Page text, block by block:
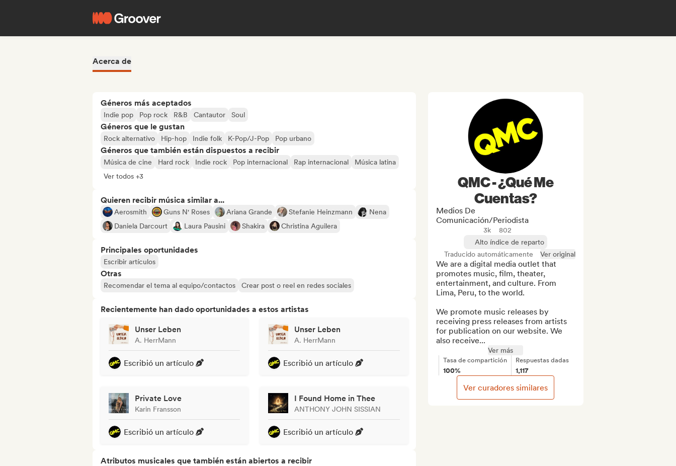
Acerca de
Géneros más aceptados
Indie pop Pop rock R&B Cantautor Soul
Géneros que le gustan
Rock alternativo Hip-hop Indie folk K-Pop/J-Pop Pop urbano
Géneros que también están dispuestos a recibir
Música de cine Hard rock Indie rock Pop internacional Rap internacional
Música latina
Ver todos +3
Quieren recibir música similar a...
Aerosmith Guns N' Roses Ariana Grande Stefanie Heinzmann
Nena
Daniela Darcourt
Laura Pausini Shakira Christina Aguilera
Principales oportunidades
Escribir artículos
Otras
Recomendar el tema al equipo/contactos Crear post o reel en redes sociales
Recientemente han dado oportunidades a estos artistas
Unser Leben
A. HerrMann
Escribió un artículo
Unser Leben
A. HerrMann
Escribió un artículo
Private Love
Karin Fransson
Escribió un artículo
I Found Home in Thee
ANTHONY JOHN SISSIAN
Escribió un artículo
Atributos musicales que también están abiertos a recibir
QMC - ¿Qué Me
Cuentas?
Medios De
Comunicación/Periodista
3k
802
Alto índice de reparto
Traducido automáticamente
Ver original
We are a digital media outlet that
promotes music, film, theater,
entertainment, and culture. From
Lima, Peru, to the world.
We promote music releases by
receiving press releases from artists
for publication on our website. We
also receive...
Ver más
Tasa de compartición
100%
Respuestas dadas
1,117
Ver curadores similares